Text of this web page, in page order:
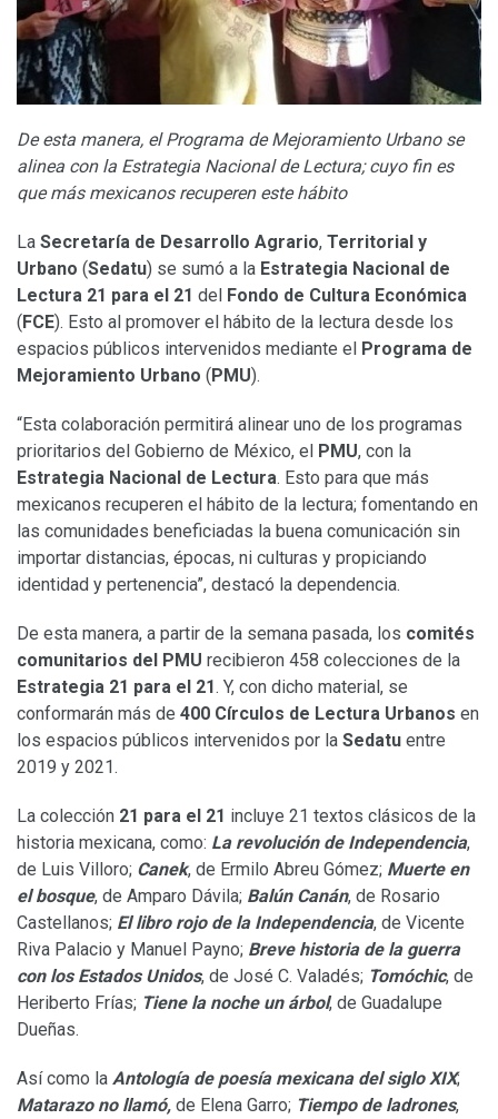
De esta manera, el Programa de Mejoramiento Urbano se
alinea con la Estrategia Nacional de Lectura; cuyo fin es
que más mexicanos recuperen este hábito
La Secretaría de Desarrollo Agrario, Territorial y
Urbano (Sedatu) se sumó a la Estrategia Nacional de
Lectura 21 para el 21 del Fondo de Cultura Económica
(FCE). Esto al promover el hábito de la lectura desde los
espacios públicos intervenidos mediante el Programa de
Mejoramiento Urbano (PMU).
“Esta colaboración permitirá alinear uno de los programas
prioritarios del Gobierno de México, el PMU, con la
Estrategia Nacional de Lectura. Esto para que más
mexicanos recuperen el hábito de la lectura; fomentando en
las comunidades beneficiadas la buena comunicación sin
importar distancias, épocas, ni culturas y propiciando
identidad y pertenencia”, destacó la dependencia.
De esta manera, a partir de la semana pasada, los comités
comunitarios del PMU recibieron 458 colecciones de la
Estrategia 21 para el 21. Y, con dicho material, se
conformarán más de 400 Círculos de Lectura Urbanos en
los espacios públicos intervenidos por la Sedatu entre
2019 y 2021.
La colección 21 para el 21 incluye 21 textos clásicos de la
historia mexicana, como: La revolución de Independencia,
de Luis Villoro; Canek, de Ermilo Abreu Gómez; Muerte en
el bosque, de Amparo Dávila; Balún Canán, de Rosario
Castellanos; El libro rojo de la Independencia, de Vicente
Riva Palacio y Manuel Payno; Breve historia de la guerra
con los Estados Unidos, de José C. Valadés; Tomóchic, de
Heriberto Frías; Tiene la noche un árbol, de Guadalupe
Dueñas.
Así como la Antología de poesía mexicana del siglo XIX;
Matarazo no llamó, de Elena Garro; Tiempo de ladrones,